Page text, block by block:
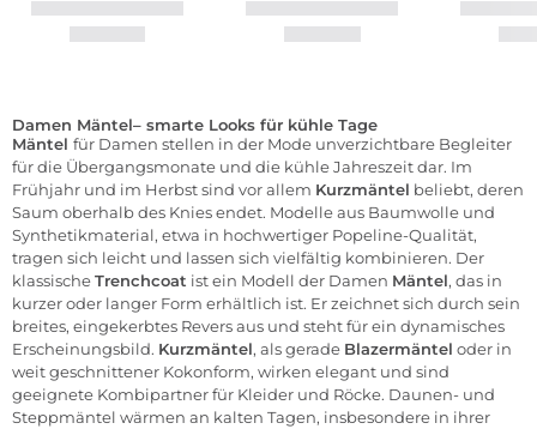
Damen Mäntel– smarte Looks für kühle Tage
Mäntel für Damen stellen in der Mode unverzichtbare Begleiter
für die Übergangsmonate und die kühle Jahreszeit dar. Im
Frühjahr und im Herbst sind vor allem Kurzmäntel beliebt, deren
Saum oberhalb des Knies endet. Modelle aus Baumwolle und
Synthetikmaterial, etwa in hochwertiger Popeline-Qualität,
tragen sich leicht und lassen sich vielfältig kombinieren. Der
klassischeTrenchcoat ist ein Modell der Damen Mäntel, das in
kurzer oder langer Form erhältlich ist. Er zeichnet sich durch sein
breites, eingekerbtes Revers aus und steht für ein dynamisches
Erscheinungsbild. Kurzmäntel, als gerade Blazermäntel oder in
weit geschnittener Kokonform, wirken elegant und sind
geeignete Kombipartner für Kleider und Röcke. Daunen- und
Steppmäntel wärmen an kalten Tagen, insbesondere in ihrer